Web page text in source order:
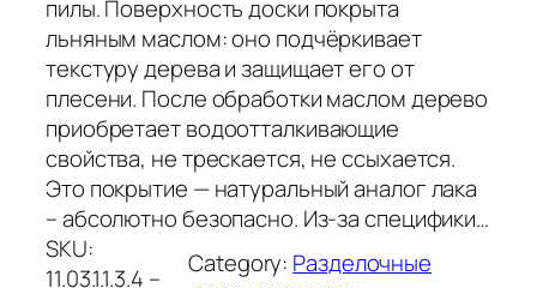
пилы. Поверхность доски покрыта
льняным маслом: оно подчёркивает
текстуру дерева и защищает его от
плесени. После обработки маслом дерево
приобретает водоотталкивающие
свойства, не трескается, не ссыхается.
Это покрытие — натуральный аналог лака
– абсолютно безопасно. Из-за специфики…
SKU:
11.03.1.1.3.4 –
Category: Разделочные